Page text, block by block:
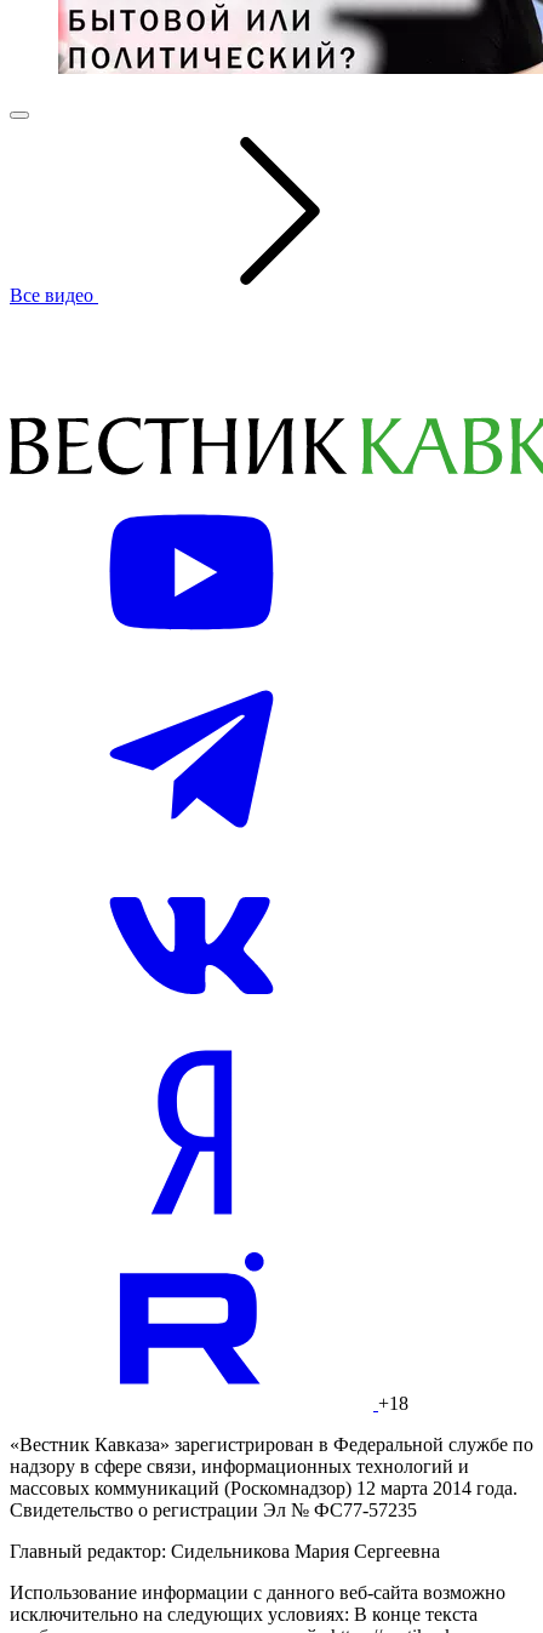
Все видео
+18
«Вестник Кавказа» зарегистрирован в Федеральной службе по
надзору в сфере связи, информационных технологий и
массовых коммуникаций (Роскомнадзор) 12 марта 2014 года.
Свидетельство о регистрации Эл № ФС77-57235
Главный редактор: Сидельникова Мария Сергеевна
Использование информации с данного веб-сайта возможно
исключительно на следующих условиях: В конце текста